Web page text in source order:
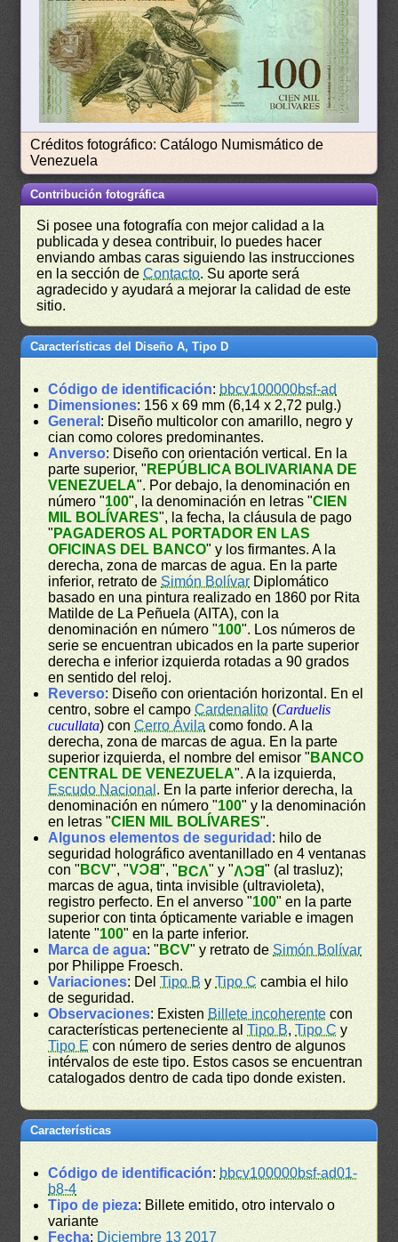
Créditos fotográfico: Catálogo Numismático de
Venezuela
Contribución fotográfica
Si posee una fotografía con mejor calidad a la
publicada y desea contribuir, lo puedes hacer
enviando ambas caras siguiendo las instrucciones
en la sección deContacto. Su aporte será
agradecido y ayudará a mejorar la calidad de este
sitio.
Características del Diseño A, Tipo D
Código de identificación: bbcv100000bsf-ad
Dimensiones: 156 x 69 mm (6,14 x 2,72 pulg.)
General : Diseño multicolor con amarillo, negro y
cian como colores predominantes.
Anverso: Diseño con orientación vertical. En la
parte superior, " REPÚBLICA BOLIVARIANA DE
VENEZUELA". Por debajo, la denominación en
número "100", la denominación en letras "CIEN
MIL BOLÍVARES", la fecha, la cláusula de pago
" PAGADEROS AL PORTADOR EN LAS
OFICINAS DEL BANCO" y los firmantes. A la
derecha, zona de marcas de agua. En la parte
inferior, retrato deSimón Bolívar Diplomático
basado en una pintura realizado en 1860 por Rita
Matilde de La Peñuela (AITA), con la
denominación en número "100". Los números de
serie se encuentran ubicados en la parte superior
derecha e inferior izquierda rotadas a 90 grados
en sentido del reloj.
Reverso: Diseño con orientación horizontal. En el
centro, sobre el campoCardenalito (Carduelis
cucullata) conCerro Ávila como fondo. A la
derecha, zona de marcas de agua. En la parte
superior izquierda, el nombre del emisor " BANCO
CENTRAL DE VENEZUELA". A la izquierda,
Escudo Nacional . En la parte inferior derecha, la
denominación en número "100" y la denominación
en letras "CIEN MIL BOLÍVARES".
Algunos elementos de seguridad : hilo de
seguridad holográfico aventanillado en 4 ventanas
con " BCV", "BCV", "BCV" y "BCV" (al trasluz);
marcas de agua, tinta invisible (ultravioleta),
registro perfecto. En el anverso "100" en la parte
superior con tinta ópticamente variable e imagen
latente "100" en la parte inferior.
Marca de agua: " BCV" y retrato deSimón Bolívar
por Philippe Froesch.
Variaciones: DelTipo B yTipo C cambia el hilo
de seguridad.
Observaciones: Existen Billete incoherente con
características perteneciente alTipo B,Tipo C y
Tipo E con número de series dentro de algunos
intérvalos de este tipo. Estos casos se encuentran
catalogados dentro de cada tipo donde existen.
Características
Código de identificación: bbcv100000bsf-ad01-
b8-4
Tipo de pieza: Billete emitido, otro intervalo o
variante
Fecha: Diciembre 13 2017